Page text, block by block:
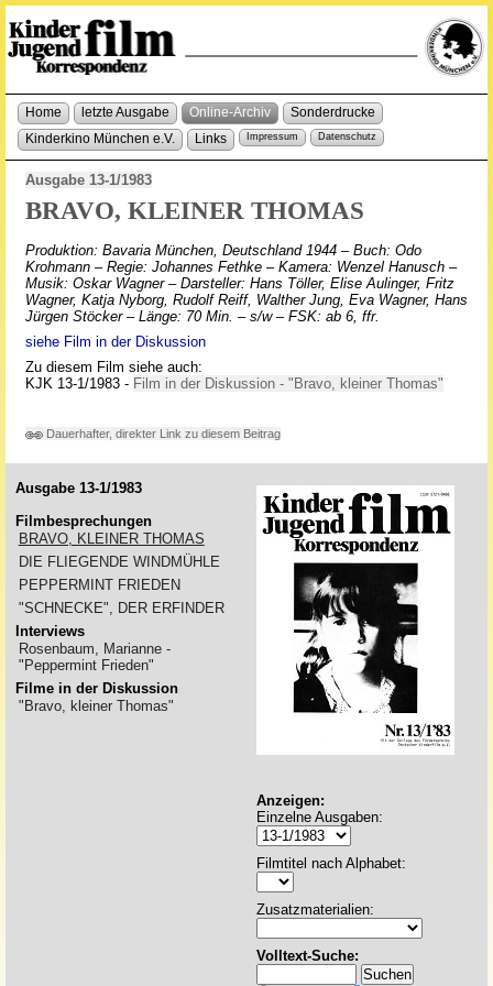
Home letzte Ausgabe Online-Archiv
Sonderdrucke
Kinderkino München e.V.
Links Impressum Datenschutz
Ausgabe 13-1/1983
BRAVO, KLEINER THOMAS
Produktion: Bavaria München, Deutschland 1944 – Buch: Odo
Krohmann – Regie: Johannes Fethke – Kamera: Wenzel Hanusch –
Musik: Oskar Wagner – Darsteller: Hans Töller, Elise Aulinger, Fritz
Wagner, Katja Nyborg, Rudolf Reiff, Walther Jung, Eva Wagner, Hans
Jürgen Stöcker – Länge: 70 Min. – s/w – FSK: ab 6, ffr.
siehe Film in der Diskussion
Zu diesem Film siehe auch:
KJK 13-1/1983 - Film in der Diskussion - "Bravo, kleiner Thomas"
Dauerhafter, direkter Link zu diesem Beitrag
Ausgabe 13-1/1983
Filmbesprechungen
BRAVO, KLEINER THOMAS
DIE FLIEGENDE WINDMÜHLE
PEPPERMINT FRIEDEN
"SCHNECKE", DER ERFINDER
Interviews
Rosenbaum, Marianne -
"Peppermint Frieden"
Filme in der Diskussion
"Bravo, kleiner Thomas"
Anzeigen:
Einzelne Ausgaben:
Filmtitel nach Alphabet:
Zusatzmaterialien:
Volltext-Suche: